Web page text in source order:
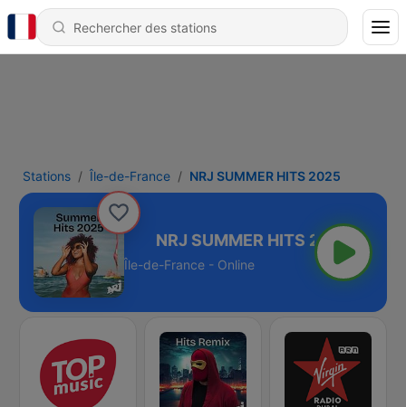
Stations Île-de-France NRJ SUMMER HITS 2025
HITS 2025
Île-de-France - Online